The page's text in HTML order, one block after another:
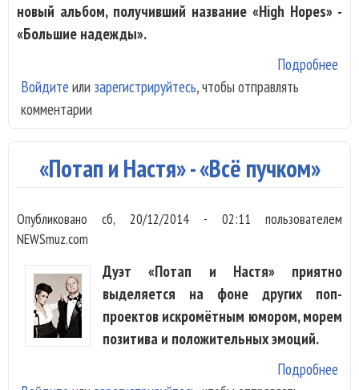
новый альбом, получивший название «High Hopes» -
«Большие надежды».
Подробнее
Войдите или зарегистрируйтесь, чтобы отправлять
комментарии
«Потап и Настя» - «Всё пучком»
Опубликованосб, 20/12/2014 - 02:11 пользователем
NEWSmuz.com
Дуэт «Потап и Настя» приятно
выделяется на фоне других поп-
проектов искромётным юмором, морем
позитива и положительных эмоций.
Подробнее